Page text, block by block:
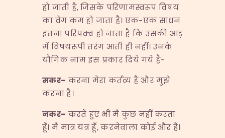
हो जाती है, जिसके परिणामस्वरूप विषय
का वेग कम हो जाता है। एक-एक साधन
इतना परिपक्व हो जाता है कि उसकी आड़
में विषयरूपी तरंग आती ही नहीं। उनके
यौगिक नाम इस प्रकार दिये गये हैं-
मकर– करना मेरा कर्तव्य है और मुझे
करना है।
नकर– करते हुए भी मैं कुछ नहीं करता
हूँ। मैं मात्र यंत्र हूँ, करनेवाला कोई और है।